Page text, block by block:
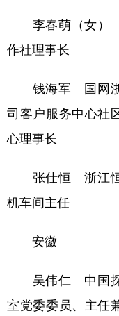
李春萌（女）
作社理事长
钱海军 国网浙
司客户服务中心社
心理事长
张仕恒 浙江恒
机车间主任
安徽
吴伟仁 中国探
室党委委员、主任